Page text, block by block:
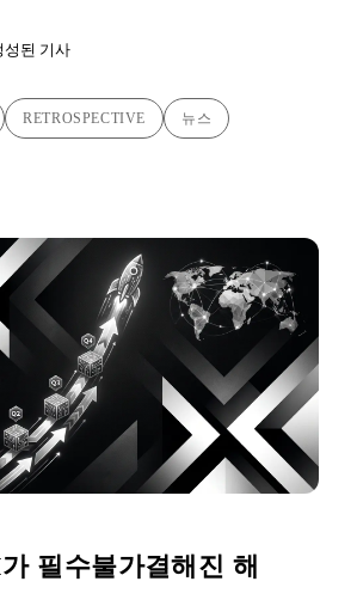
성된 기사
RETROSPECTIVE 뉴스
필수불가결해진 해